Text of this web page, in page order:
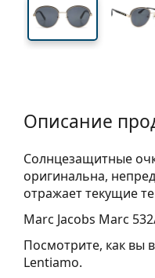
Описание
Солнцезащитные
оригинальна,
отражает текущие
Marc Jacobs Marc
Посмотрите, как вы
Lentiamo.